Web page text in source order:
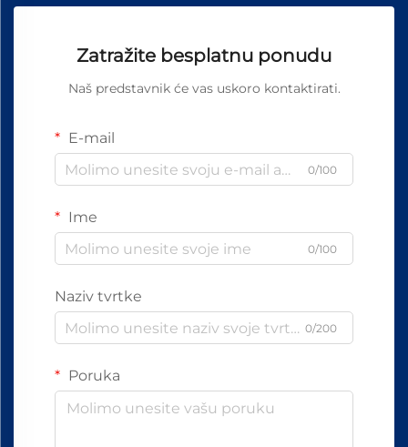
Zatražite besplatnu ponudu
Naš predstavnik će vas uskoro kontaktirati.
E-mail
0/100
Ime
0/100
Naziv tvrtke
0/200
Poruka